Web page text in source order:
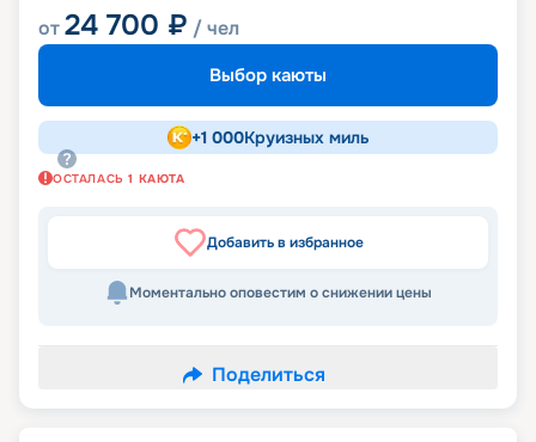
от24 700 ₽ / чел
Выбор каюты
+1 000Круизных миль
ОСТАЛАСЬ 1 КАЮТА
Добавить в избранное
Моментально оповестим о снижении цены
Поделиться